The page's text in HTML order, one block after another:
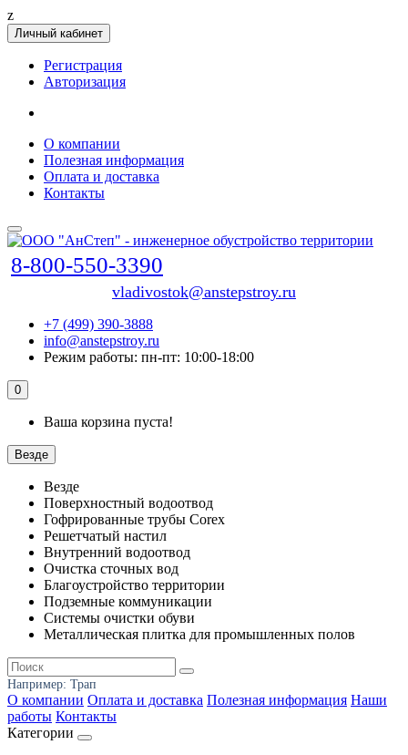
z
Личный кабинет
Регистрация
Авторизация
О компании
Полезная информация
Оплата и доставка
Контакты
8-800-550-3390
vladivostok@anstepstroy.ru
+7 (499) 390-3888
info@anstepstroy.ru
Режим работы: пн-пт: 10:00-18:00
0
Ваша корзина пуста!
Везде
Везде
Поверхностный водоотвод
Гофрированные трубы Corex
Решетчатый настил
Внутренний водоотвод
Очистка сточных вод
Благоустройство территории
Подземные коммуникации
Системы очистки обуви
Металлическая плитка для промышленных полов
Например: Трап
О компании Оплата и доставка Полезная информация Наши
работы Контакты
Категории